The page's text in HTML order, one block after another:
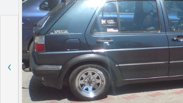
‹